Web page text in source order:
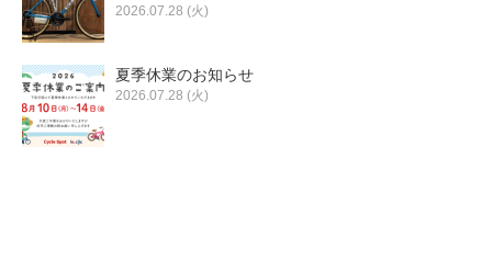
2026.07.28 (火)
夏季休業のお知らせ
2026.07.28 (火)